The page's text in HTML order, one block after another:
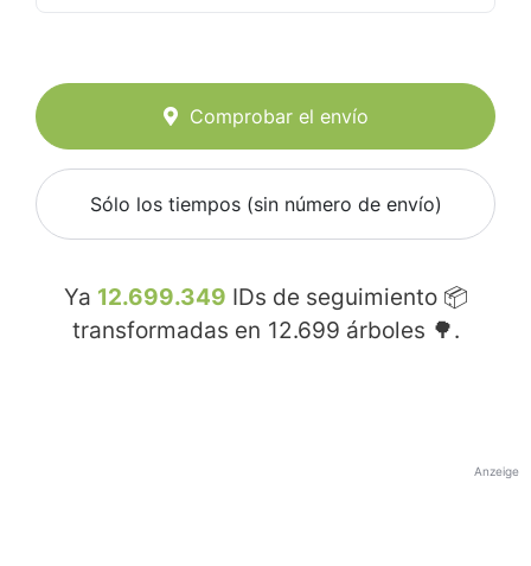
Comprobar el envío
Sólo los tiempos (sin número de envío)
Ya 12.699.349 IDs de seguimiento 📦
transformadas en 12.699 árboles 🌳.
Anzeige